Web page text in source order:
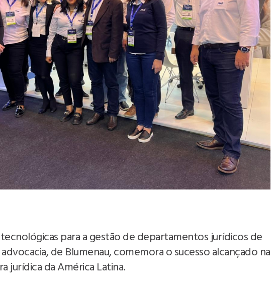
para a gestão de departamentos jurídicos de
de Blumenau, comemora o sucesso alcançado na
jurídica da América Latina.